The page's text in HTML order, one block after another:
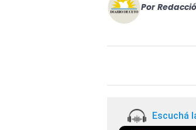
Por
Escuchá